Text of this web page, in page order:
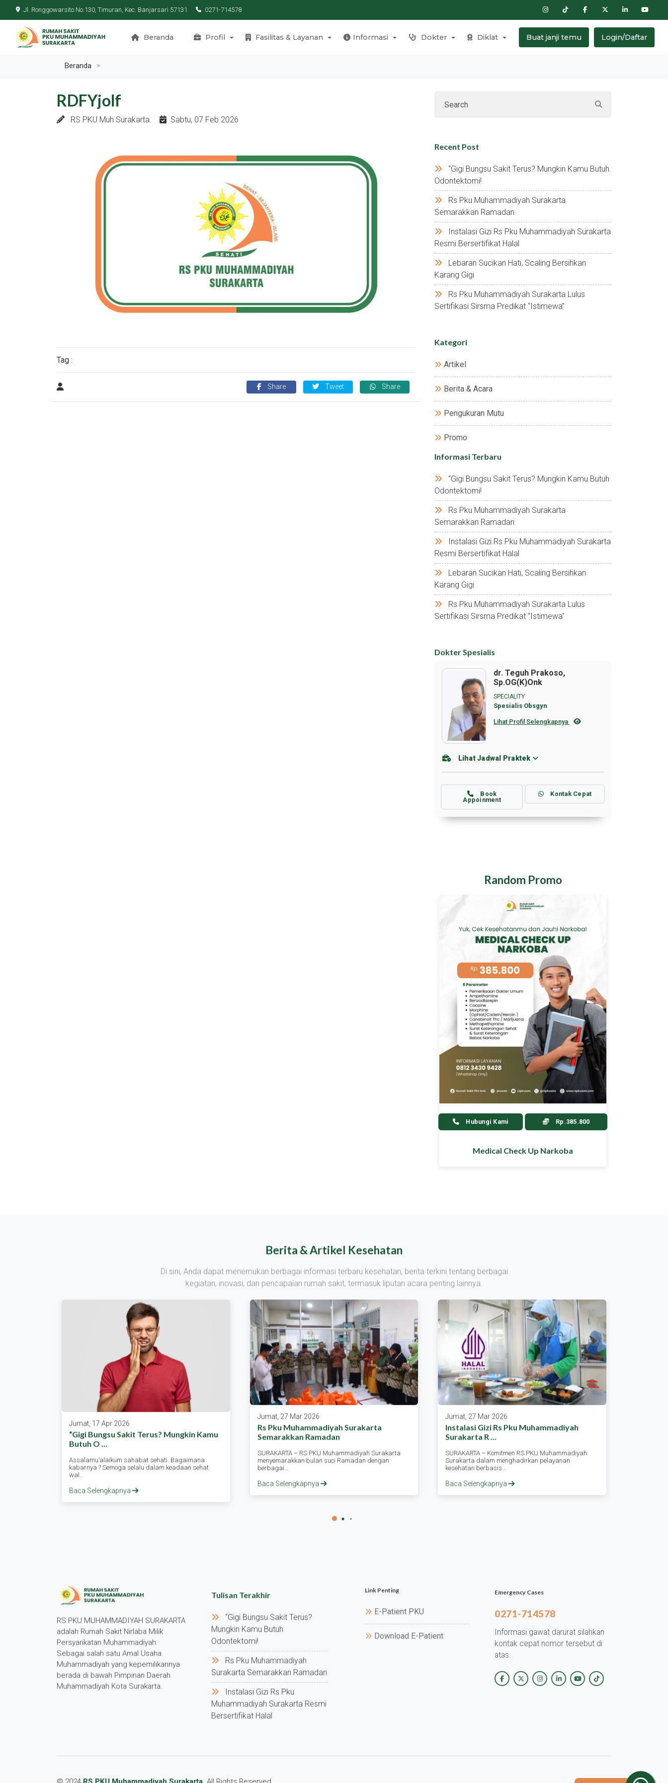
Jl. Ronggowarsito No.130, Timuran, Kec. Banjarsari 57131 0271-714578
Beranda Profil Fasilitas & Layanan Informasi Dokter Diklat Buat janji temu Login/Daftar
Beranda
RDFYjolf
RS PKU Muh Surakarta Sabtu, 07 Feb 2026
Tag :
Share Tweet Share
Recent Post
“gigi Bungsu Sakit Terus? Mungkin Kamu Butuh
Odontektomi!
Rs Pku Muhammadiyah Surakarta
Semarakkan Ramadan
Instalasi Gizi Rs Pku Muhammadiyah Surakarta
Resmi Bersertifikat Halal
Lebaran Sucikan Hati, Scaling Bersihkan
Karang Gigi
Rs Pku Muhammadiyah Surakarta Lulus
Sertifikasi Sirsma Predikat “istimewa”
Kategori
Artikel
Berita & Acara
Pengukuran Mutu
Promo
Informasi Terbaru
“gigi Bungsu Sakit Terus? Mungkin Kamu Butuh
Odontektomi!
Rs Pku Muhammadiyah Surakarta
Semarakkan Ramadan
Instalasi Gizi Rs Pku Muhammadiyah Surakarta
Resmi Bersertifikat Halal
Lebaran Sucikan Hati, Scaling Bersihkan
Karang Gigi
Rs Pku Muhammadiyah Surakarta Lulus
Sertifikasi Sirsma Predikat “istimewa”
Dokter Spesialis
dr. Teguh Prakoso,
Sp.OG(K)Onk
SPECIALITY
Spesialis Obsgyn
Lihat Profil Selengkapnya
Lihat Jadwal Praktek
Book
Appoinment
Kontak Cepat
Random Promo
Hubungi Kami Rp.385.800
Medical Check Up Narkoba
Berita & Artikel Kesehatan
Di sini, Anda dapat menemukan berbagai informasi terbaru kesehatan, berita terkini tentang berbagai
kegiatan, inovasi, dan pencapaian rumah sakit, termasuk liputan acara penting lainnya.
Jumat, 17 Apr 2026
“gigi Bungsu Sakit Terus? Mungkin Kamu
Butuh O ...
Assalamu’alaikum sahabat sehati. Bagaimana
kabarnya ? Semoga selalu dalam keadaan sehat
wal…
Baca Selengkapnya
Jumat, 27 Mar 2026
Rs Pku Muhammadiyah Surakarta
Semarakkan Ramadan
SURAKARTA – RS PKU Muhammadiyah Surakarta
menyemarakkan bulan suci Ramadan dengan
berbagai…
Baca Selengkapnya
Jumat, 27 Mar 2026
Instalasi Gizi Rs Pku Muhammadiyah
Surakarta R ...
SURAKARTA – Komitmen RS PKU Muhammadiyah
Surakarta dalam menghadirkan pelayanan
kesehatan berbasis…
Baca Selengkapnya
RS PKU MUHAMMADIYAH SURAKARTA
adalah Rumah Sakit Nirlaba Milik
Persyarikatan Muhammadiyah.
Sebagai salah satu Amal Usaha
Muhammadiyah yang kepemilikannya
berada di bawah Pimpinan Daerah
Muhammadiyah Kota Surakarta.
Tulisan Terakhir
“gigi Bungsu Sakit Terus?
Mungkin Kamu Butuh
Odontektomi!
Rs Pku Muhammadiyah
Surakarta Semarakkan Ramadan
Instalasi Gizi Rs Pku
Muhammadiyah Surakarta Resmi
Bersertifikat Halal
Link Penting
E-Patient PKU
Download E-Patient
0271-714578
Informasi gawat darurat silahkan
kontak cepat nomor tersebut di
atas.